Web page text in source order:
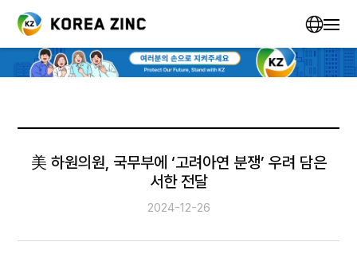
美 하원의원, 국무부에 ‘고려아연 분쟁’ 우려 담은
서한 전달
2024-12-26